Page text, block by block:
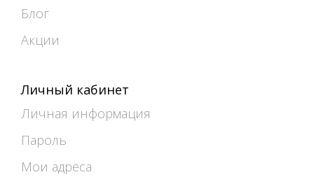
Блог
Акции
Личный кабинет
Личная информация
Пароль
Мои адреса